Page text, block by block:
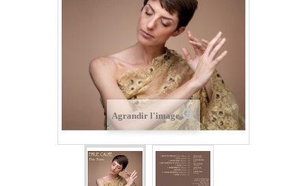
Agrandir l'image